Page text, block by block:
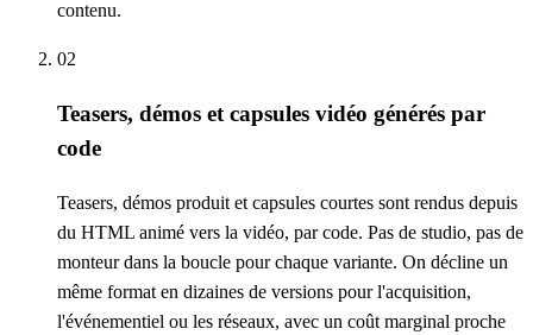
contenu.
02
Teasers, démos et capsules vidéo générés par
code
Teasers, démos produit et capsules courtes sont rendus depuis
du HTML animé vers la vidéo, par code. Pas de studio, pas de
monteur dans la boucle pour chaque variante. On décline un
même format en dizaines de versions pour l'acquisition,
l'événementiel ou les réseaux, avec un coût marginal proche